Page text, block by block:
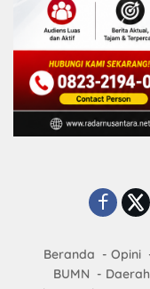
Beranda Opini
BUMN
Daerah